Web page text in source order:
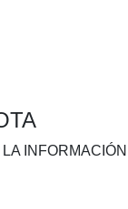
INFORMACIÓN